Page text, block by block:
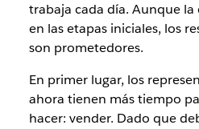
trabaja cada día. Aunque la
en las etapas iniciales, los
son prometedores.
En primer lugar, los
ahora tienen más tiempo
hacer: vender. Dado que